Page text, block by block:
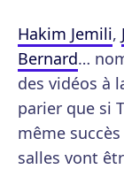
Hakim Jemili,
Bernard…
des vidéos à
parier que si
même
salles vont